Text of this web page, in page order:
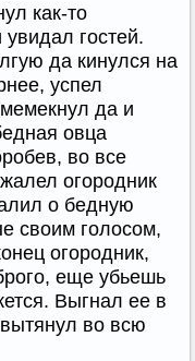
как-то
гостей.
да кинулся на
успел
да и
овца
во все
огородник
о бедную
своим голосом,
огородник,
еще убьешь
Выгнал ее в
во всю